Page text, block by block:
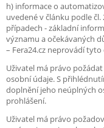
h) informace o
uvedené v článku podle čl.
případech - základní
významu a očekávaných
– Fera24.cz neprovádí
Uživatel má právo
osobní údaje. S
doplnění jeho neúplných
prohlášení.
Uživatel má právo